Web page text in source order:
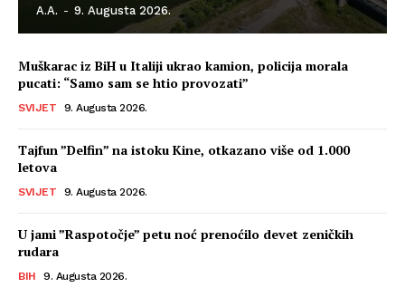
A.A. - 9. Augusta 2026.
Muškarac iz BiH u Italiji ukrao kamion, policija morala
pucati: “Samo sam se htio provozati”
SVIJET 9. Augusta 2026.
Tajfun ”Delfin” na istoku Kine, otkazano više od 1.000
letova
SVIJET 9. Augusta 2026.
U jami ”Raspotočje” petu noć prenoćilo devet zeničkih
rudara
BIH 9. Augusta 2026.